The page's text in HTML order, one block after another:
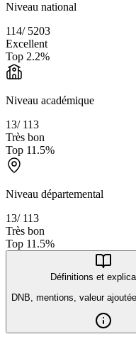
Niveau national
114/ 5203
Excellent
Top 2.2%
Niveau académique
13/ 113
Très bon
Top 11.5%
Niveau départemental
13/ 113
Très bon
Top 11.5%
Définitions et
DNB, mentions, valeur